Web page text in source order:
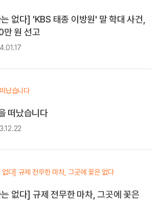
없다] 'KBS 태종 이방원' 말 학대 사건,
만 원 선고
떠났습니다
없다] 규제 전무한 마차, 그곳에 꽃은